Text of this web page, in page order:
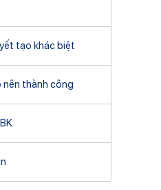
tạo khác biệt
thành công